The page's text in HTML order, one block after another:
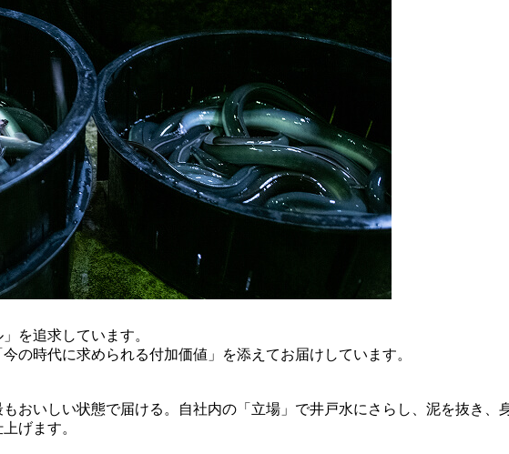
を追求しています。
の時代に求められる付加価値」を添えてお届けしています。
おいしい状態で届ける。自社内の「立場」で井戸水にさらし、泥を抜き、
げます。